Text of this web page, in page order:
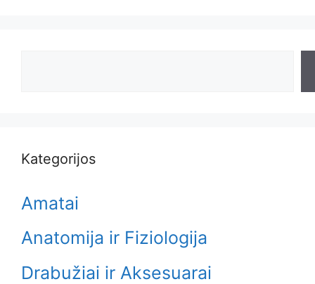
Kategorijos
Amatai
Anatomija ir Fiziologija
Drabužiai ir Aksesuarai